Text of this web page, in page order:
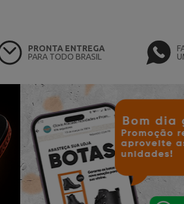
PRONTA ENTREGA
PARA TODO BRASIL